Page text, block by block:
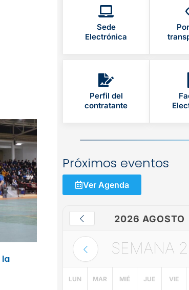
la
Sede
Electrónica
Perfil del
contratante
Próximos eventos
Ver Agenda
2026 AGOSTO
SEMANA 2
LUN
MAR
MIÉ
JUE
VIE